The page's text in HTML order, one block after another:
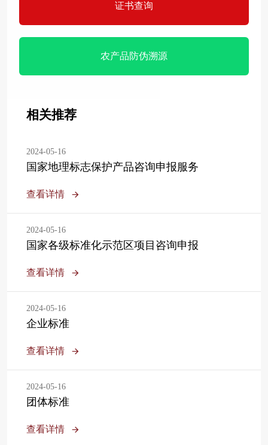
证书查询
农产品防伪溯源
相关推荐
2024-05-16
国家地理标志保护产品咨询申报服务
查看详情
2024-05-16
国家各级标准化示范区项目咨询申报
查看详情
2024-05-16
企业标准
查看详情
2024-05-16
团体标准
查看详情